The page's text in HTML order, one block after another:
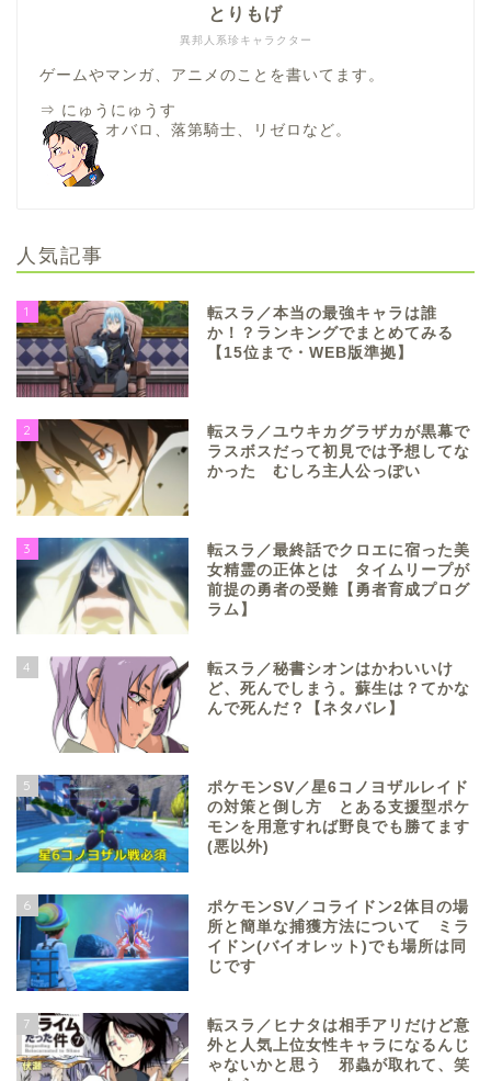
異邦人系珍キャラクター
とりもげ
ゲームやマンガ、アニメのことを書いてます。
⇒ にゅうにゅうす
オバロ、落第騎士、リゼロなど。
人気記事
1
転スラ／本当の最強キャラは誰
か！？ランキングでまとめてみる
【15位まで・WEB版準拠】
2
転スラ／ユウキカグラザカが黒幕で
ラスボスだって初見では予想してな
かった むしろ主人公っぽい
3
転スラ／最終話でクロエに宿った美
女精霊の正体とは タイムリープが
前提の勇者の受難【勇者育成プログ
ラム】
4
転スラ／秘書シオンはかわいいけ
ど、死んでしまう。蘇生は？てかな
んで死んだ？【ネタバレ】
5
ポケモンSV／星6コノヨザルレイド
の対策と倒し方 とある支援型ポケ
モンを用意すれば野良でも勝てます
(悪以外)
6
ポケモンSV／コライドン2体目の場
所と簡単な捕獲方法について ミラ
イドン(バイオレット)でも場所は同
じです
7
転スラ／ヒナタは相手アリだけど意
外と人気上位女性キャラになるんじ
ゃないかと思う 邪蟲が取れて、笑